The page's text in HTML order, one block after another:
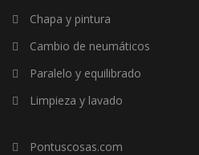
Chapa y pintura
Cambio de neumáticos
Paralelo y equilibrado
Limpieza y lavado
Pontuscosas.com